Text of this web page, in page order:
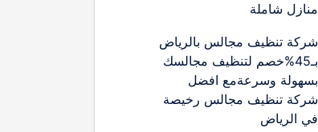
منازل شاملة
شركة تنظيف مجالس بالرياض
بـ45%خصم لتنظيف مجالسك
بسهولة وسرعةمع افضل
شركة تنظيف مجالس رخيصة
في الرياض